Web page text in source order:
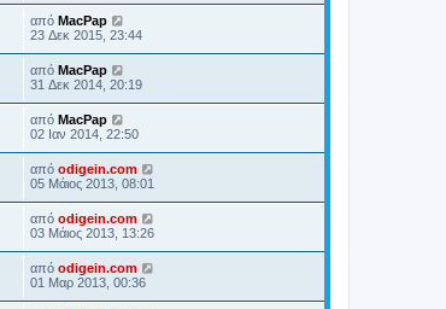
από MacPap
23 Δεκ 2015, 23:44
από MacPap
31 Δεκ 2014, 20:19
από MacPap
02 Ιαν 2014, 22:50
από odigein.com
05 Μάιος 2013, 08:01
από odigein.com
03 Μάιος 2013, 13:26
από odigein.com
01 Μαρ 2013, 00:36